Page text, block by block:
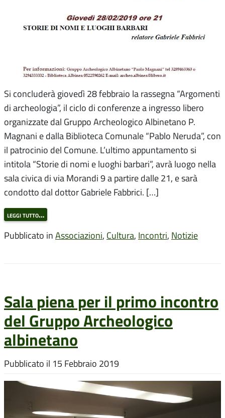
Si concluderà giovedì 28 febbraio la rassegna “Argomenti
di archeologia”, il ciclo di conferenze a ingresso libero
organizzate dal Gruppo Archeologico Albinetano P.
Magnani e dalla Biblioteca Comunale “Pablo Neruda”, con
il patrocinio del Comune. L’ultimo appuntamento si
intitola “Storie di nomi e luoghi barbari”, avrà luogo nella
sala civica di via Morandi 9 a partire dalle 21, e sarà
condotto dal dottor Gabriele Fabbrici. […]
leggi tutto…
Pubblicato in Associazioni, Cultura, Incontri, Notizie
Sala piena per il primo incontro
del Gruppo Archeologico
albinetano
Pubblicato il 15 Febbraio 2019